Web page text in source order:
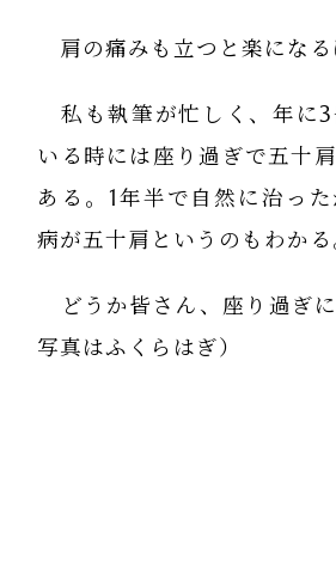
肩の痛みも立つと楽になる
私も執筆が忙しく、年に
いる時には座り過ぎで五十
ある。1年半で自然に治っ
病が五十肩というのもわかる
どうか皆さん、座り過ぎ
写真はふくらはぎ）